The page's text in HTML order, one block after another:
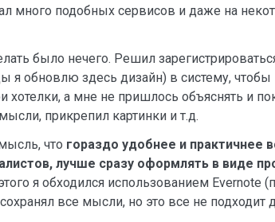
много подобных сервисов и даже на
было нечего. Решил
я обновлю здесь дизайн) в систему,
а мне не пришлось объяснять и
прикрепил картинки и т.д.
что гораздо удобнее и практичнее
лучше сразу оформлять в виде
я обходился использованием Evernote
все мысли, но это все не подходит